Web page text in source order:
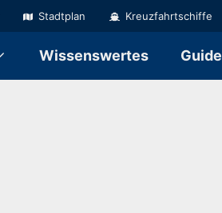
Stadtplan Kreuzfahrtschiffe
Wissenswertes Guide